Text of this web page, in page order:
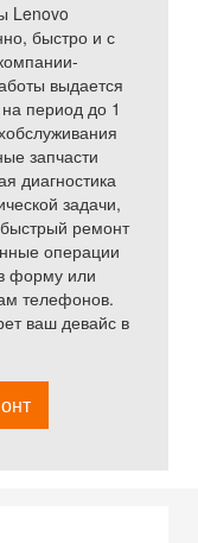
Lenovo
быстро и с
выдается
период до 1
запчасти
диагностика
задачи,
ремонт
операции
форму или
телефонов.
ваш девайс в